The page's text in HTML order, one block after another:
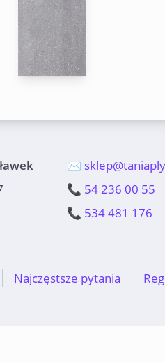
✉️
📞 54 236 00 55
📞 534 481 176
Najczęstsze pytania